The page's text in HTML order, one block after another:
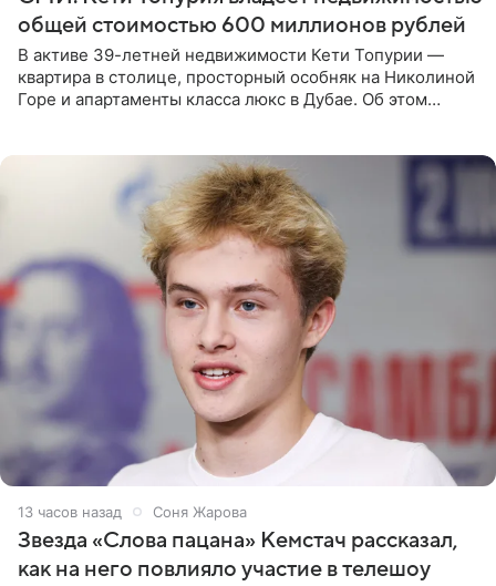
общей стоимостью 600 миллионов рублей
В активе 39-летней недвижимости Кети Топурии —
квартира в столице, просторный особняк на Николиной
Горе и апартаменты класса люкс в Дубае. Об этом
13 часов назад Соня Жарова
Звезда «Слова пацана» Кемстач рассказал,
как на него повлияло участие в телешоу